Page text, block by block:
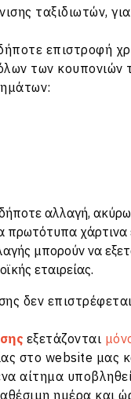
ταξιδιωτών,
επιστροφή
των
αλλαγή,
χάρτινα
μπορούν να
εταιρείας.
δεν
εξετάζονται
στο website μας
αίτημα
ημέρα και